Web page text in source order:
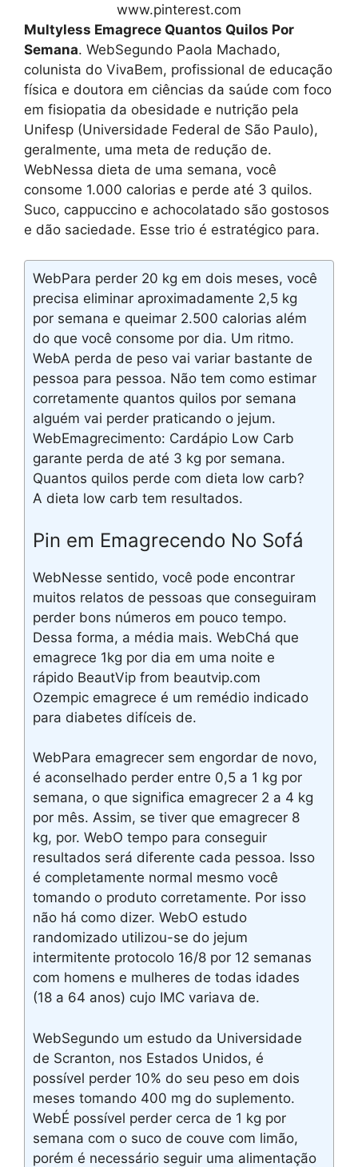
www.pinterest.com
Multyless Emagrece Quantos Quilos Por
Semana. WebSegundo Paola Machado,
colunista do VivaBem, profissional de educação
física e doutora em ciências da saúde com foco
em fisiopatia da obesidade e nutrição pela
Unifesp (Universidade Federal de São Paulo),
geralmente, uma meta de redução de.
WebNessa dieta de uma semana, você
consome 1.000 calorias e perde até 3 quilos.
Suco, cappuccino e achocolatado são gostosos
e dão saciedade. Esse trio é estratégico para.
WebPara perder 20 kg em dois meses, você
precisa eliminar aproximadamente 2,5 kg
por semana e queimar 2.500 calorias além
do que você consome por dia. Um ritmo.
WebA perda de peso vai variar bastante de
pessoa para pessoa. Não tem como estimar
corretamente quantos quilos por semana
alguém vai perder praticando o jejum.
WebEmagrecimento: Cardápio Low Carb
garante perda de até 3 kg por semana.
Quantos quilos perde com dieta low carb?
A dieta low carb tem resultados.
Pin em Emagrecendo No Sofá
WebNesse sentido, você pode encontrar
muitos relatos de pessoas que conseguiram
perder bons números em pouco tempo.
Dessa forma, a média mais. WebChá que
emagrece 1kg por dia em uma noite e
rápido BeautVip from beautvip.com
Ozempic emagrece é um remédio indicado
para diabetes difíceis de.
WebPara emagrecer sem engordar de novo,
é aconselhado perder entre 0,5 a 1 kg por
semana, o que significa emagrecer 2 a 4 kg
por mês. Assim, se tiver que emagrecer 8
kg, por. WebO tempo para conseguir
resultados será diferente cada pessoa. Isso
é completamente normal mesmo você
tomando o produto corretamente. Por isso
não há como dizer. WebO estudo
randomizado utilizou-se do jejum
intermitente protocolo 16/8 por 12 semanas
com homens e mulheres de todas idades
(18 a 64 anos) cujo IMC variava de.
WebSegundo um estudo da Universidade
de Scranton, nos Estados Unidos, é
possível perder 10% do seu peso em dois
meses tomando 400 mg do suplemento.
WebÉ possível perder cerca de 1 kg por
semana com o suco de couve com limão,
porém é necessário seguir uma alimentação